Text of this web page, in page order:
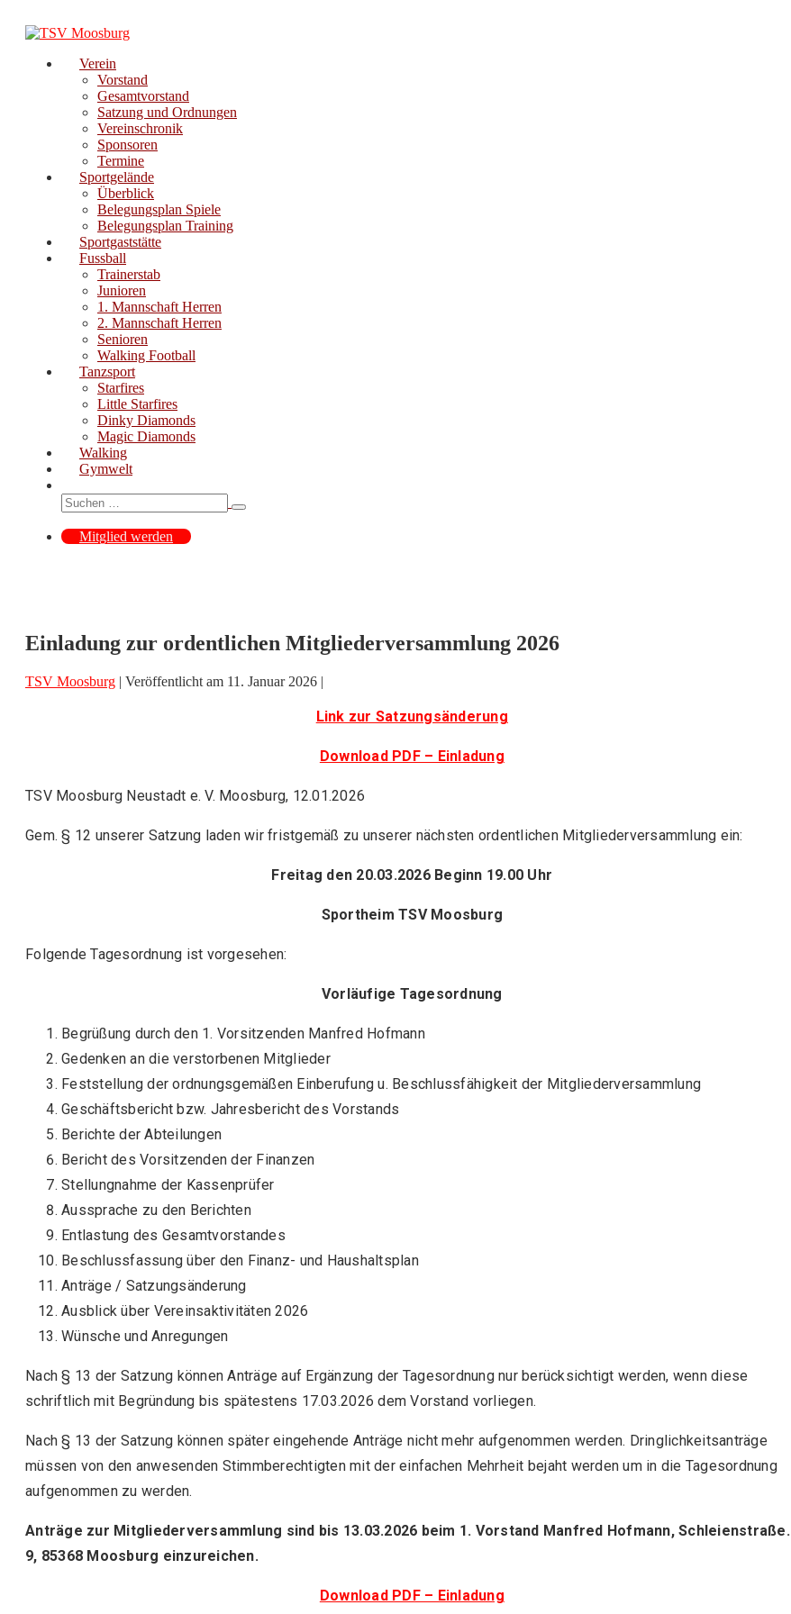
Inhalt
Verein
Vorstand
Gesamtvorstand
Satzung und Ordnungen
Vereinschronik
Sponsoren
Termine
Sportgelände
Überblick
Belegungsplan Spiele
Belegungsplan Training
Sportgaststätte
Fussball
Trainerstab
Junioren
1. Mannschaft Herren
2. Mannschaft Herren
Senioren
Walking Football
Tanzsport
Starfires
Little Starfires
Dinky Diamonds
Magic Diamonds
Walking
Gymwelt
Schalter
Suche
nach:
Mitglied werden
Einladung zur ordentlichen Mitgliederversammlung 2026
TSV Moosburg | Veröffentlicht am 11. Januar 2026 |
Link zur Satzungsänderung
Download PDF – Einladung
TSV Moosburg Neustadt e. V. Moosburg, 12.01.2026
Gem. § 12 unserer Satzung laden wir fristgemäß zu unserer nächsten ordentlichen Mitgliederversammlung ein:
Freitag den 20.03.2026 Beginn 19.00 Uhr
Sportheim TSV Moosburg
Folgende Tagesordnung ist vorgesehen:
Vorläufige Tagesordnung
Begrüßung durch den 1. Vorsitzenden Manfred Hofmann
Gedenken an die verstorbenen Mitglieder
Feststellung der ordnungsgemäßen Einberufung u. Beschlussfähigkeit der Mitgliederversammlung
Geschäftsbericht bzw. Jahresbericht des Vorstands
Berichte der Abteilungen
Bericht des Vorsitzenden der Finanzen
Stellungnahme der Kassenprüfer
Aussprache zu den Berichten
Entlastung des Gesamtvorstandes
Beschlussfassung über den Finanz- und Haushaltsplan
Anträge / Satzungsänderung
Ausblick über Vereinsaktivitäten 2026
Wünsche und Anregungen
Nach § 13 der Satzung können Anträge auf Ergänzung der Tagesordnung nur berücksichtigt werden, wenn diese
schriftlich mit Begründung bis spätestens 17.03.2026 dem Vorstand vorliegen.
Nach § 13 der Satzung können später eingehende Anträge nicht mehr aufgenommen werden. Dringlichkeitsanträge
müssen von den anwesenden Stimmberechtigten mit der einfachen Mehrheit bejaht werden um in die Tagesordnung
aufgenommen zu werden.
Anträge zur Mitgliederversammlung sind bis 13.03.2026 beim 1. Vorstand Manfred Hofmann, Schleienstraße.
9, 85368 Moosburg einzureichen.
Download PDF – Einladung